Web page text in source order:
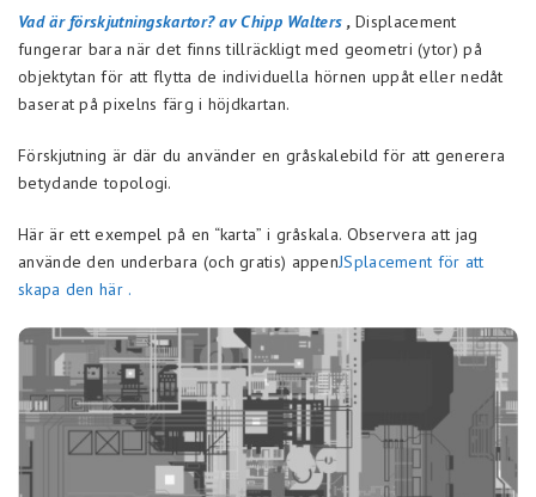
Vad är förskjutningskartor? av Chipp Walters ,Displacement
fungerar bara när det finns tillräckligt med geometri (ytor) på
objektytan för att flytta de individuella hörnen uppåt eller nedåt
baserat på pixelns färg i höjdkartan.
Förskjutning är där du använder en gråskalebild för att generera
betydande topologi.
Här är ett exempel på en “karta” i gråskala. Observera att jag
använde den underbara (och gratis) appenJSplacement för att
skapa den här .